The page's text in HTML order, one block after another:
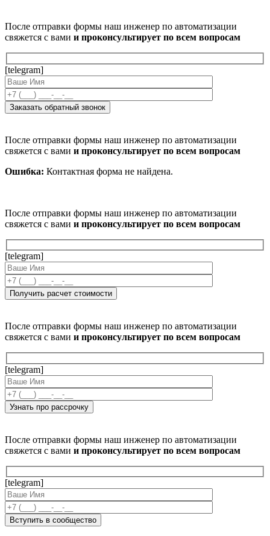
После отправки формы наш инженер по автоматизации
свяжется с вами и проконсультирует по всем вопросам
[telegram]
После отправки формы наш инженер по автоматизации
свяжется с вами и проконсультирует по всем вопросам
Ошибка: Контактная форма не найдена.
После отправки формы наш инженер по автоматизации
свяжется с вами и проконсультирует по всем вопросам
[telegram]
После отправки формы наш инженер по автоматизации
свяжется с вами и проконсультирует по всем вопросам
[telegram]
После отправки формы наш инженер по автоматизации
свяжется с вами и проконсультирует по всем вопросам
[telegram]